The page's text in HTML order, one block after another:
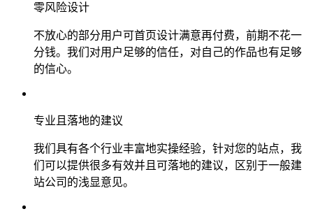
零风险设计
不放心的部分用户可首页设计满意再付费，前期不花一
分钱。我们对用户足够的信任，对自己的作品也有足够
的信心。
专业且落地的建议
我们具有各个行业丰富地实操经验，针对您的站点，我
们可以提供很多有效并且可落地的建议，区别于一般建
站公司的浅显意见。